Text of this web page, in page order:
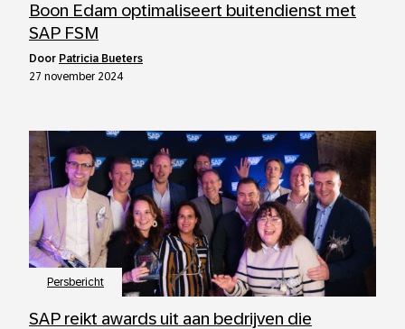
Boon Edam optimaliseert buitendienst met
SAP FSM
door Patricia Bueters
27 november 2024
Persbericht
SAP reikt awards uit aan bedrijven die